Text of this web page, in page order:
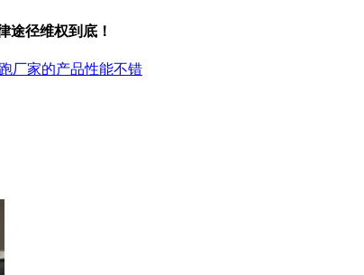
途径维权到底！
厂家的产品性能不错